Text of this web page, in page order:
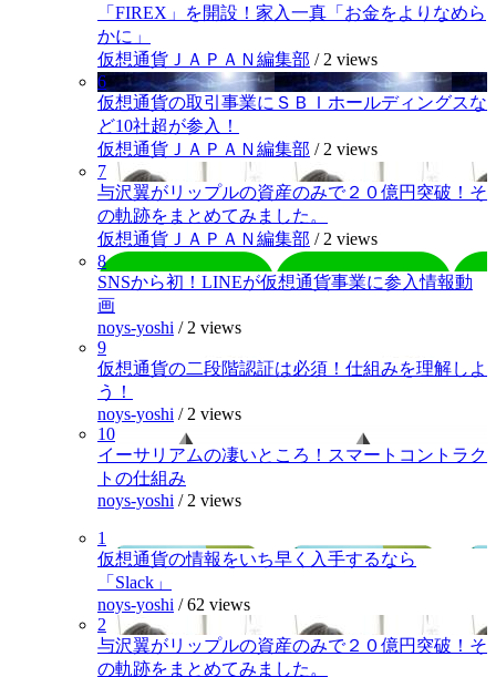
「FIREX」を開設！家入一真「お金をよりなめら
かに」
仮想通貨ＪＡＰＡＮ編集部 / 2 views
6
仮想通貨の取引事業にＳＢＩホールディングスな
ど10社超が参入！
仮想通貨ＪＡＰＡＮ編集部 / 2 views
7
与沢翼がリップルの資産のみで２０億円突破！そ
の軌跡をまとめてみました。
仮想通貨ＪＡＰＡＮ編集部 / 2 views
8
SNSから初！LINEが仮想通貨事業に参入情報動
画
noys-yoshi / 2 views
9
仮想通貨の二段階認証は必須！仕組みを理解しよ
う！
noys-yoshi / 2 views
10
イーサリアムの凄いところ！スマートコントラク
トの仕組み
noys-yoshi / 2 views
1
仮想通貨の情報をいち早く入手するなら
「Slack」
noys-yoshi /62 views
2
与沢翼がリップルの資産のみで２０億円突破！そ
の軌跡をまとめてみました。